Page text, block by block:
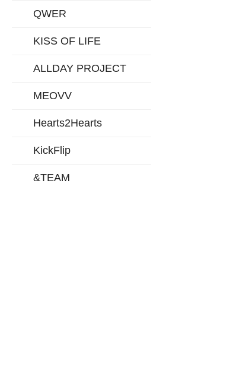
QWER
KISS OF LIFE
ALLDAY PROJECT
MEOVV
Hearts2Hearts
KickFlip
&TEAM